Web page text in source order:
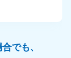
でも、